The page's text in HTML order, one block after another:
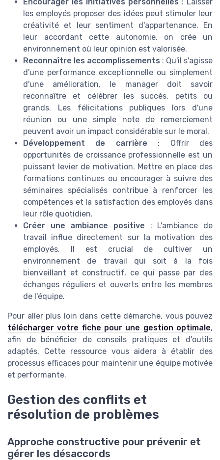
Encourager les initiatives personnelles : Laisser
les employés proposer des idées peut stimuler leur
créativité et leur sentiment d'appartenance. En
leur accordant cette autonomie, on crée un
environnement où leur opinion est valorisée.
Reconnaître les accomplissements : Qu'il s'agisse
d'une performance exceptionnelle ou simplement
d'une amélioration, le manager doit savoir
reconnaître et célébrer les succès, petits ou
grands. Les félicitations publiques lors d'une
réunion ou une simple note de remerciement
peuvent avoir un impact considérable sur le moral.
Développement de carrière : Offrir des
opportunités de croissance professionnelle est un
puissant levier de motivation. Mettre en place des
formations continues ou encourager à suivre des
séminaires spécialisés contribue à renforcer les
compétences et la satisfaction des employés dans
leur rôle quotidien.
Créer une ambiance positive : L'ambiance de
travail influe directement sur la motivation des
employés. Il est crucial de cultiver un
environnement de travail qui soit à la fois
bienveillant et constructif, ce qui passe par des
échanges réguliers et ouverts entre les membres
de l'équipe.
Pour aller plus loin dans cette démarche, vous pouvez
télécharger votre fiche pour une gestion optimale,
afin de bénéficier de conseils pratiques et d'outils
adaptés. Cette ressource vous aidera à établir des
processus efficaces pour maintenir une équipe motivée
et performante.
Gestion des conflits et
résolution de problèmes
Approche constructive pour prévenir et
gérer les désaccords